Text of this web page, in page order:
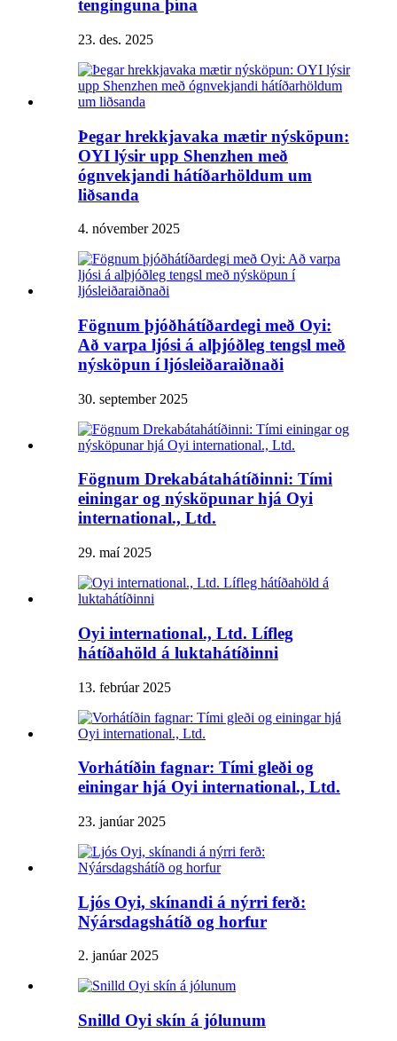
tenginguna þína
23. des. 2025
Þegar hrekkjavaka mætir nýsköpun:
OYI lýsir upp Shenzhen með
ógnvekjandi hátíðarhöldum um
liðsanda
4. nóvember 2025
Fögnum þjóðhátíðardegi með Oyi:
Að varpa ljósi á alþjóðleg tengsl með
nýsköpun í ljósleiðaraiðnaði
30. september 2025
Fögnum Drekabátahátíðinni: Tími
einingar og nýsköpunar hjá Oyi
international., Ltd.
29. maí 2025
Oyi international., Ltd. Lífleg
hátíðahöld á luktahátíðinni
13. febrúar 2025
Vorhátíðin fagnar: Tími gleði og
einingar hjá Oyi international., Ltd.
23. janúar 2025
Ljós Oyi, skínandi á nýrri ferð:
Nýársdagshátíð og horfur
2. janúar 2025
Snilld Oyi skín á jólunum